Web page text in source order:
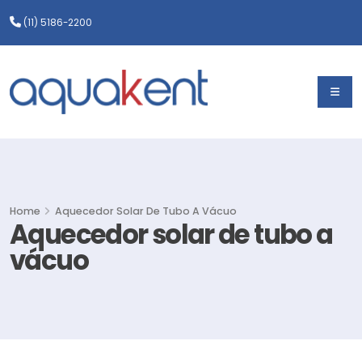
(11) 5186-2200
Aquecedor solar de tubo a
vácuo
Home Aquecedor Solar De Tubo A Vácuo